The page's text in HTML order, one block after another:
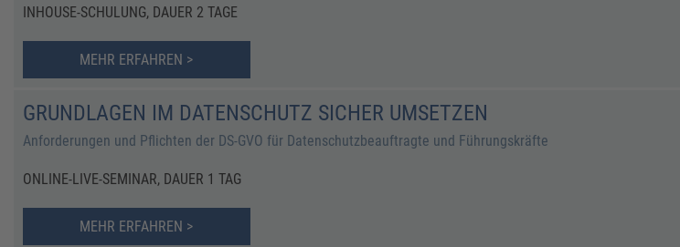
INHOUSE-SCHULUNG, DAUER 2 TAGE
MEHR ERFAHREN >
GRUNDLAGEN IM DATENSCHUTZ SICHER UMSETZEN
Anforderungen und Pflichten der DS-GVO für Datenschutzbeauftragte und Führungskräfte
ONLINE-LIVE-SEMINAR, DAUER 1 TAG
MEHR ERFAHREN >